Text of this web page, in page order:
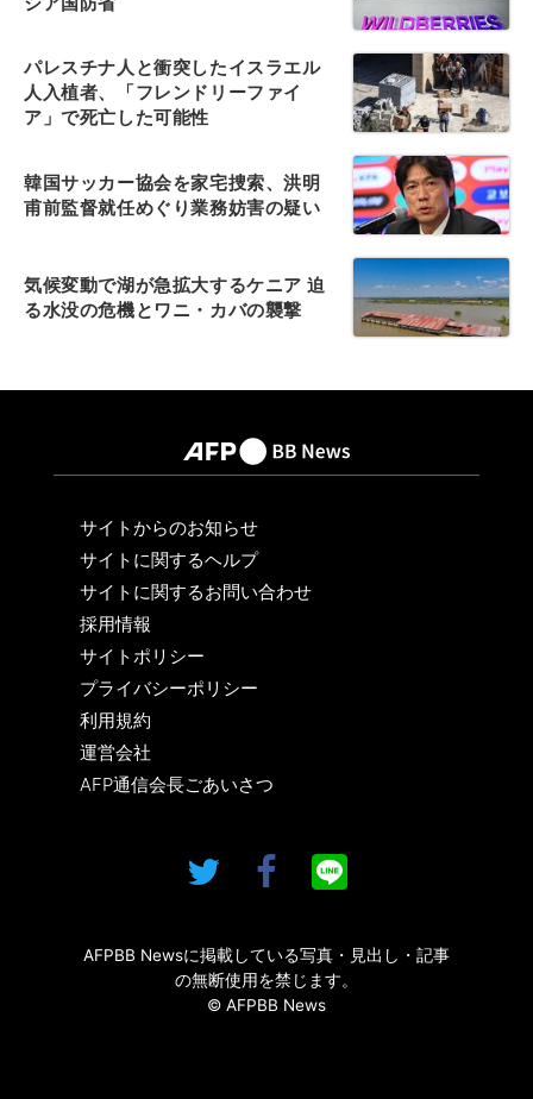
パレスチナ人と衝突したイスラエル
人入植者、「フレンドリーファイ
ア」で死亡した可能性
韓国サッカー協会を家宅捜索、洪明
甫前監督就任めぐり業務妨害の疑い
気候変動で湖が急拡大するケニア 迫
る水没の危機とワニ・カバの襲撃
サイトからのお知らせ
サイトに関するヘルプ
サイトに関するお問い合わせ
採用情報
サイトポリシー
プライバシーポリシー
利用規約
運営会社
AFP通信会長ごあいさつ
AFPBB Newsに掲載している写真・見出し・記事
の無断使用を禁じます。
© AFPBB News